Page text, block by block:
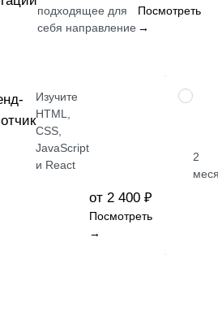
подходящее для
себя направление
Посмотреть
→
Изучите
HTML,
CSS,
JavaScript
и React
от 2 400 ₽
Посмотреть
→
НАВЫК
2